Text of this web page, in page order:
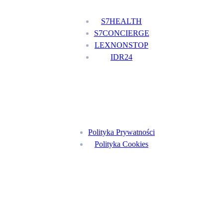
S7HEALTH
S7CONCIERGE
LEXNONSTOP
IDR24
Polityka Prywatności
Polityka Cookies